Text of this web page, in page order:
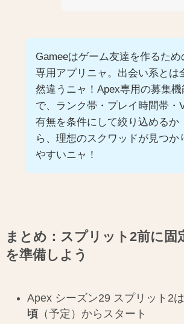
Gameeはゲーム友達を作るため
専用アプリニャ。出会い系とは
然違うニャ！Apex専用の募集機
で、ランク帯・プレイ時間帯・
有無を条件にして絞り込めるか
ら、理想のスクワッドが見つか
やすいニャ！
まとめ：スプリット2前に固
を準備しよう
Apex シーズン29 スプリット2は
頃（予定）からスタート